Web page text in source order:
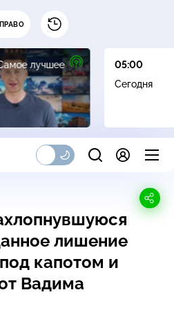
ПРАВО
лучшее
16+
05:00
Сегодня
лишение
капотом и
Вадима